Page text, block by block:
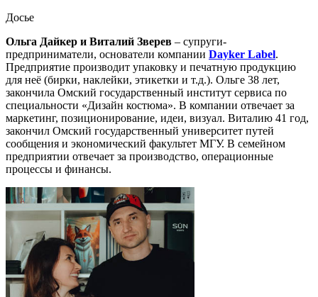
Досье
Ольга Дайкер и Виталий Зверев – супруги-
предприниматели, основатели компании Dayker Label.
Предприятие производит упаковку и печатную продукцию
для неё (бирки, наклейки, этикетки и т.д.). Ольге 38 лет,
закончила Омский государственный институт сервиса по
специальности «Дизайн костюма». В компании отвечает за
маркетинг, позиционирование, идеи, визуал. Виталию 41 год,
закончил Омский государственный университет путей
сообщения и экономический факультет МГУ. В семейном
предприятии отвечает за производство, операционные
процессы и финансы.